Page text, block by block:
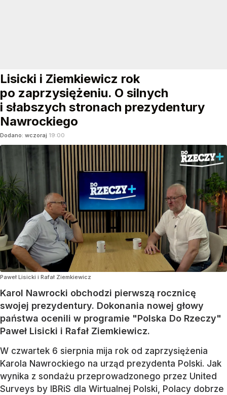
Lisicki i Ziemkiewicz rok
po zaprzysiężeniu. O silnych
i słabszych stronach prezydentury
Nawrockiego
Dodano: wczoraj 19:00
Paweł Lisicki i Rafał Ziemkiewicz
Karol Nawrocki obchodzi pierwszą rocznicę
swojej prezydentury. Dokonania nowej głowy
państwa ocenili w programie "Polska Do Rzeczy"
Paweł Lisicki i Rafał Ziemkiewicz.
W czwartek 6 sierpnia mija rok od zaprzysiężenia
Karola Nawrockiego na urząd prezydenta Polski. Jak
wynika z sondażu przeprowadzonego przez United
Surveys by IBRiS dla Wirtualnej Polski, Polacy dobrze